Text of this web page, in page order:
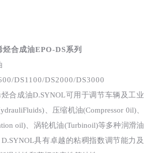
合成油EPO-DS系列
DS1100/DS2000/DS3000
合成油D.SYNOL可用于调节车辆及工业
、压缩机油(Compressor 0il)、
oil)、涡轮机油(Turbinoil)等多种润滑油
具有卓越的粘稠指数调节能力及